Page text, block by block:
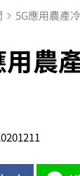
5G應用農產
農